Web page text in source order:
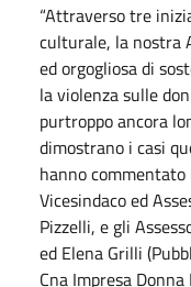
“Attraverso tre
culturale, la nostra
ed orgogliosa di
la violenza sulle
purtroppo ancora
dimostrano i casi
hanno commentato
Vicesindaco ed
Pizzelli, e gli
ed Elena Grilli
Cna Impresa